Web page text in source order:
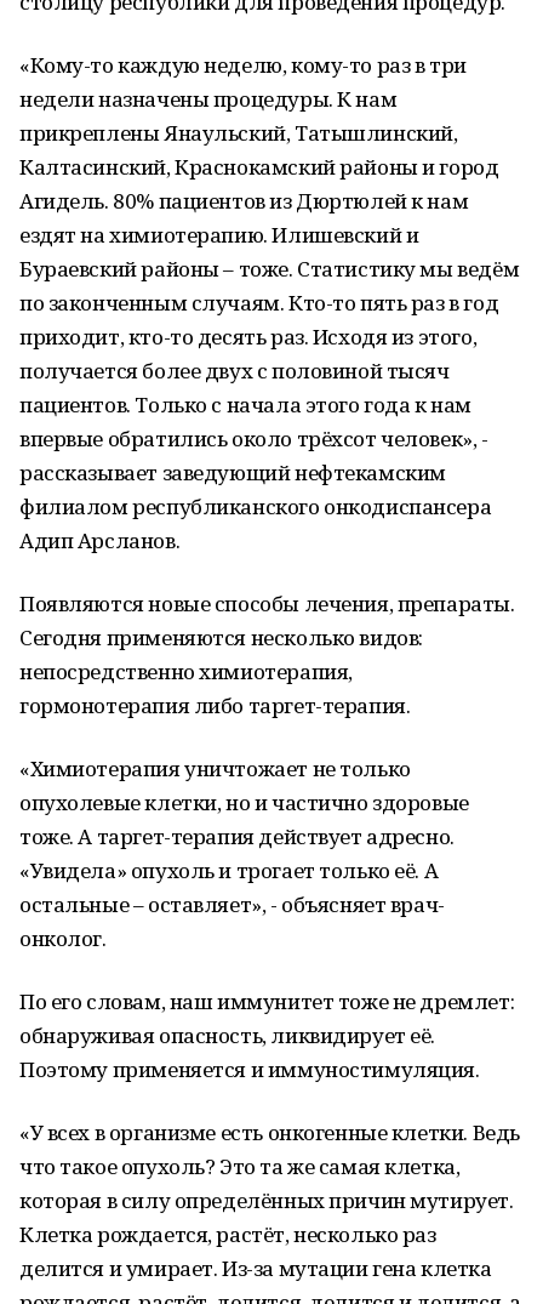
«Кому-то каждую неделю, кому-то раз в три
недели назначены процедуры. К нам
прикреплены Янаульский, Татышлинский,
Калтасинский, Краснокамский районы и город
Агидель. 80% пациентов из Дюртюлей к нам
ездят на химиотерапию. Илишевский и
Бураевский районы – тоже. Статистику мы ведём
по законченным случаям. Кто-то пять раз в год
приходит, кто-то десять раз. Исходя из этого,
получается более двух с половиной тысяч
пациентов. Только с начала этого года к нам
впервые обратились около трёхсот человек», -
рассказывает заведующий нефтекамским
филиалом республиканского онкодиспансера
Адип Арсланов.
Появляются новые способы лечения, препараты.
Сегодня применяются несколько видов:
непосредственно химиотерапия,
гормонотерапия либо таргет-терапия.
«Химиотерапия уничтожает не только
опухолевые клетки, но и частично здоровые
тоже. А таргет-терапия действует адресно.
«Увидела» опухоль и трогает только её. А
остальные – оставляет», - объясняет врач-
онколог.
По его словам, наш иммунитет тоже не дремлет:
обнаруживая опасность, ликвидирует её.
Поэтому применяется и иммуностимуляция.
«У всех в организме есть онкогенные клетки. Ведь
что такое опухоль? Это та же самая клетка,
которая в силу определённых причин мутирует.
Клетка рождается, растёт, несколько раз
делится и умирает. Из-за мутации гена клетка